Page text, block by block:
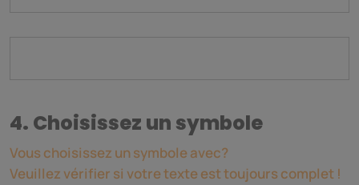
4. Choisissez un symbole
Vous choisissez un symbole avec?
Veuillez vérifier si votre texte est toujours complet !